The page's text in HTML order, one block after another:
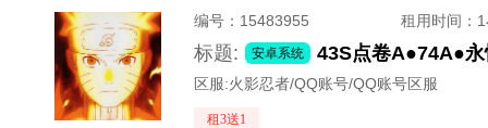
编号： 15483955 租用时间 ：
标题: 安卓系统
区服:火影忍者/QQ账号/QQ账号区服
租3送1